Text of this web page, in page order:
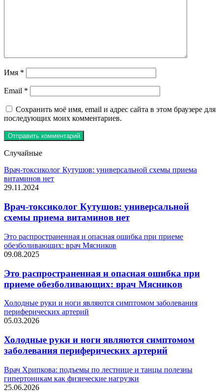
Имя *
Email *
Сохранить моё имя, email и адрес сайта в этом браузере для
последующих моих комментариев.
Случайные
Врач-токсиколог Кутушов: универсальной схемы приема
витаминов нет
29.11.2024
Врач-токсиколог Кутушов: универсальной
схемы приема витаминов нет
Это распространенная и опасная ошибка при приеме
обезболивающих: врач Мясников
09.08.2025
Это распространенная и опасная ошибка при
приеме обезболивающих: врач Мясников
Холодные руки и ноги являются симптомом заболевания
периферических артерий
05.03.2026
Холодные руки и ноги являются симптомом
заболевания периферических артерий
Врач Хрипкова: подъемы по лестнице и танцы полезны
гипертоникам как физические нагрузки
25.06.2026